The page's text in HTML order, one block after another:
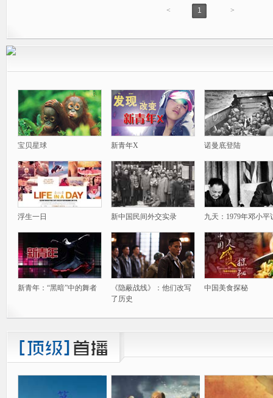
< 1 >
宝贝星球 新青年X 诺曼底登陆
浮生一日 新中国民间外交实录 九天：1979年邓小平
新青年：“黑暗”中的舞者
《隐蔽战线》：他们改写
了历史
中国美食探秘